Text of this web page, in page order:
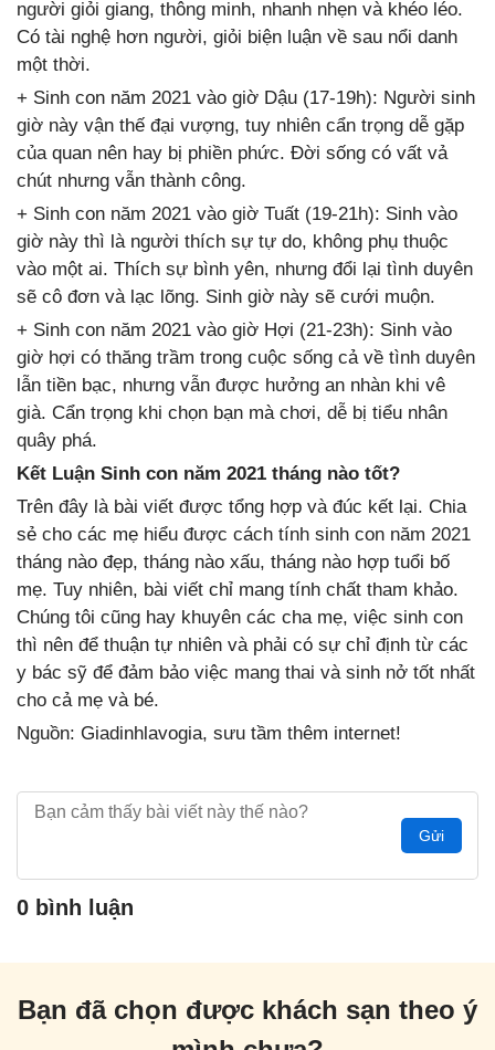
người giỏi giang, thông minh, nhanh nhẹn và khéo léo.
Có tài nghệ hơn người, giỏi biện luận về sau nổi danh
một thời.
+ Sinh con năm 2021 vào giờ Dậu (17-19h): Người sinh
giờ này vận thế đại vượng, tuy nhiên cẩn trọng dễ gặp
của quan nên hay bị phiền phức. Đời sống có vất vả
chút nhưng vẫn thành công.
+ Sinh con năm 2021 vào giờ Tuất (19-21h): Sinh vào
giờ này thì là người thích sự tự do, không phụ thuộc
vào một ai. Thích sự bình yên, nhưng đổi lại tình duyên
sẽ cô đơn và lạc lõng. Sinh giờ này sẽ cưới muộn.
+ Sinh con năm 2021 vào giờ Hợi (21-23h): Sinh vào
giờ hợi có thăng trầm trong cuộc sống cả về tình duyên
lẫn tiền bạc, nhưng vẫn được hưởng an nhàn khi vê
già. Cẩn trọng khi chọn bạn mà chơi, dễ bị tiểu nhân
quây phá.
Kết Luận Sinh con năm 2021 tháng nào tốt?
Trên đây là bài viết được tổng hợp và đúc kết lại. Chia
sẻ cho các mẹ hiểu được cách tính sinh con năm 2021
tháng nào đẹp, tháng nào xấu, tháng nào hợp tuổi bố
mẹ. Tuy nhiên, bài viết chỉ mang tính chất tham khảo.
Chúng tôi cũng hay khuyên các cha mẹ, việc sinh con
thì nên để thuận tự nhiên và phải có sự chỉ định từ các
y bác sỹ để đảm bảo việc mang thai và sinh nở tốt nhất
cho cả mẹ và bé.
Nguồn: Giadinhlavogia, sưu tầm thêm internet!
Gửi
0 bình luận
Bạn đã chọn được khách sạn theo ý